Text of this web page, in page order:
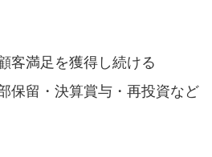
客満足を獲得し続ける
保留・決算賞与・再投資など